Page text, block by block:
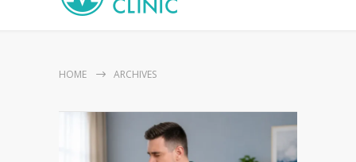
HOME ARCHIVES